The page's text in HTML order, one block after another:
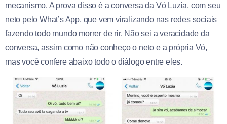
mecanismo. A prova disso é a conversa da Vó Luzia, com seu
neto pelo What’s App, que vem viralizando nas redes sociais
fazendo todo mundo morrer de rir. Não sei a veracidade da
conversa, assim como não conheço o neto e a própria Vó,
mas você confere abaixo todo o diálogo entre eles.